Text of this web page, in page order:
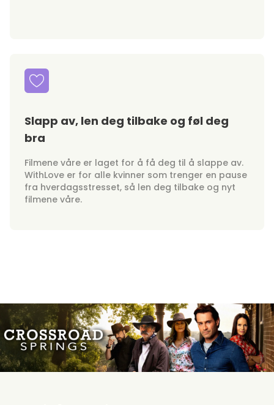
Slapp av, len deg tilbake og føl deg
bra
Filmene våre er laget for å få deg til å slappe av.
WithLove er for alle kvinner som trenger en pause
fra hverdagsstresset, så len deg tilbake og nyt
filmene våre.